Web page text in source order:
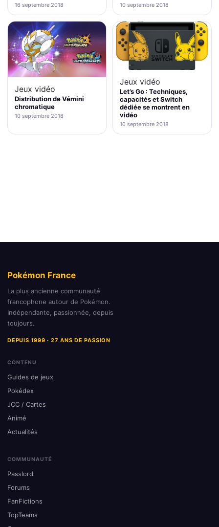
16 septembre 2018 10 septembre 2018
Jeux vidéo
Distribution de Vémini
chromatique
10 septembre 2018
Jeux vidéo
Let’s Go : Techniques,
capacités et Switch
dédiée se montrent en
vidéo
10 septembre 2018
Pokémon France
La plus ancienne communauté
francophone autour de Pokémon.
Indépendante, passionnée, depuis
toujours.
DEPUIS 1999 · 27 ANS DE PASSION
CONTENU
Guides de jeux
Pokédex
JCC / Cartes
Animé
Actualités
COMMUNAUTÉ
Passlord
Forums
FanFictions
TopTeams